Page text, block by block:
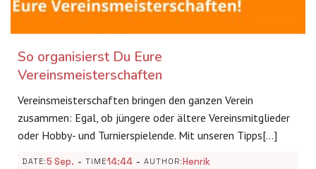
So organisierst Du Eure
Vereinsmeisterschaften
Vereinsmeisterschaften bringen den ganzen Verein
zusammen: Egal, ob jüngere oder ältere Vereinsmitglieder
oder Hobby- und Turnierspielende. Mit unseren Tipps[…]
DATE:5 Sep. - TIME14:44 - AUTHOR:Henrik